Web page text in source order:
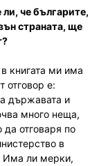
че българите,
страната, ще
книгата ми има
отговор е:
държавата и
много неща,
отговаря по
в
Има ли мерки,